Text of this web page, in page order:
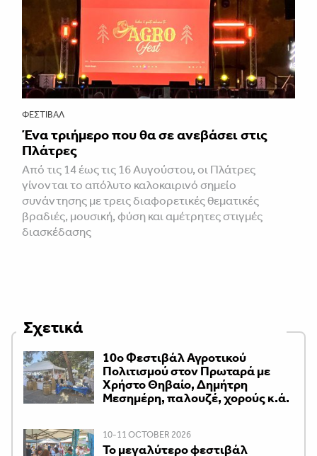
ΦΕΣΤΙΒΑΛ
Ένα τριήμερο που θα σε ανεβάσει στις
Πλάτρες
Από τις 14 έως τις 16 Αυγούστου, οι Πλάτρες
γίνονται το απόλυτο καλοκαιρινό σημείο
συνάντησης με τρεις διαφορετικές θεματικές
βραδιές, μουσική, φύση και αμέτρητες στιγμές
διασκέδασης
Σχετικά
10ο Φεστιβάλ Αγροτικού
Πολιτισμού στον Πρωταρά με
Χρήστο Θηβαίο, Δημήτρη
Μεσημέρη, παλουζέ, χορούς κ.ά.
10-11 OCTOBER 2026
Το μεγαλύτερο φεστιβάλ